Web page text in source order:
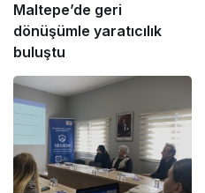
Maltepe’de geri
dönüşümle yaratıcılık
buluştu